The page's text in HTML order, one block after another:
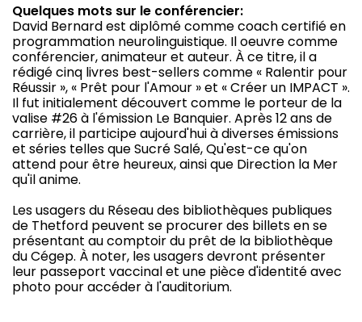
Quelques mots sur le conférencier:
David Bernard est diplômé comme coach certifié en
programmation neurolinguistique. Il oeuvre comme
conférencier, animateur et auteur. À ce titre, il a
rédigé cinq livres best-sellers comme « Ralentir pour
Réussir », « Prêt pour l'Amour » et « Créer un IMPACT ».
Il fut initialement découvert comme le porteur de la
valise #26 à l'émission Le Banquier. Après 12 ans de
carrière, il participe aujourd'hui à diverses émissions
et séries telles que Sucré Salé, Qu'est-ce qu'on
attend pour être heureux, ainsi que Direction la Mer
qu'il anime.
Les usagers du Réseau des bibliothèques publiques
de Thetford peuvent se procurer des billets en se
présentant au comptoir du prêt de la bibliothèque
du Cégep. À noter, les usagers devront présenter
leur passeport vaccinal et une pièce d'identité avec
photo pour accéder à l'auditorium.